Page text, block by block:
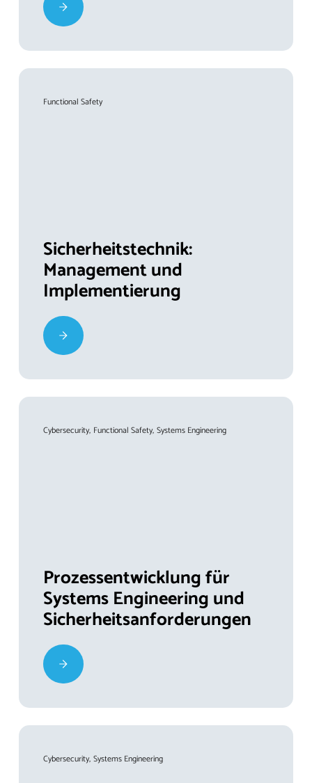
Functional Safety
Sicherheitstechnik:
Management und
Implementierung
Cybersecurity Functional Safety Systems Engineering
Prozessentwicklung für
Systems Engineering und
Sicherheitsanforderungen
Cybersecurity Systems Engineering